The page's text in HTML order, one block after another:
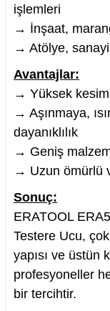
işlemleri
→ İnşaat,
→ Atölye,
Avantajlar:
→ Yüksek kesim
→ Aşınmaya,
dayanıklılık
→ Geniş
→ Uzun ömürlü
Sonuç:
ERATOOL
Testere Ucu, çok
yapısı ve üstün
profesyoneller
bir tercihtir.